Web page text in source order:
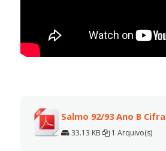
Salmo 92/93 Ano B Cifra
33.13 KB 1 Arquivo(s)